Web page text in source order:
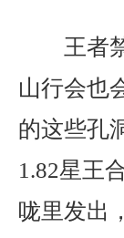
王者
山行会也
的这些孔
1.82星王
咙里发出